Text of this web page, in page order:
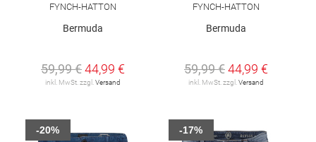
FYNCH-HATTON
Bermuda
59,99 €44,99 €
inkl. MwSt. zzgl. Versand
FYNCH-HATTON
Bermuda
59,99 €44,99 €
inkl. MwSt. zzgl. Versand
-20% -17%